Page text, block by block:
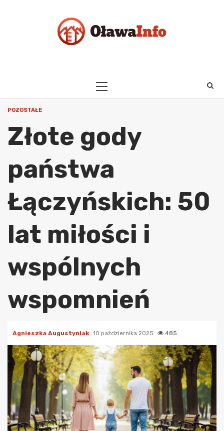
PRIMARY
POZOSTAŁE
Złote gody
państwa
Łączyńskich: 50
lat miłości i
wspólnych
wspomnień
Agnieszka Augustyniak 10 października 2025 485